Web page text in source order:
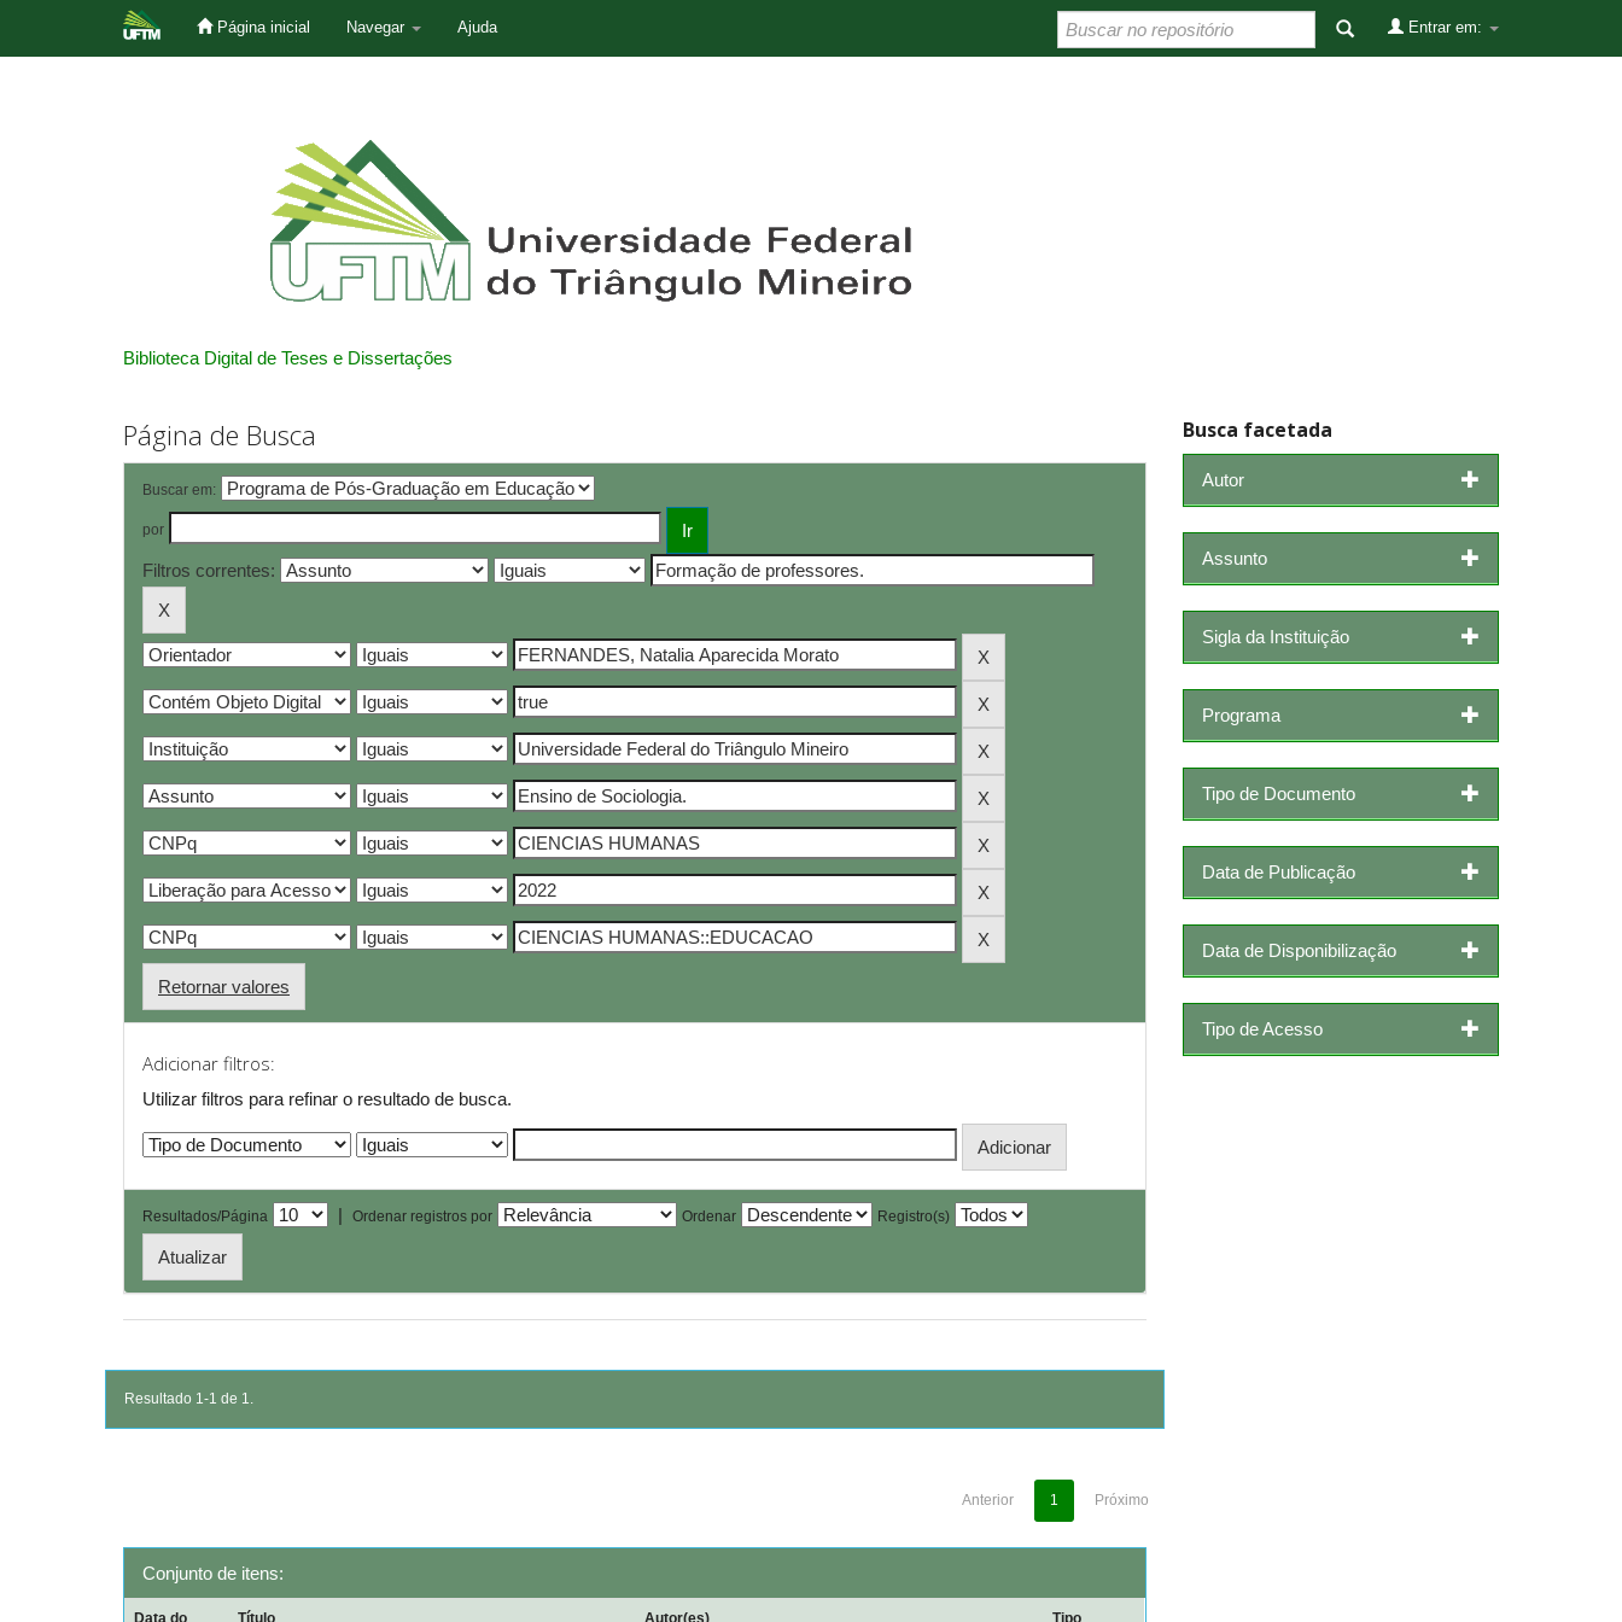
Página inicial Navegar Ajuda Entrar em:
Biblioteca Digital de Teses e Dissertações
Página de Busca
Buscar em:
por
Filtros correntes:
Retornar valores
Adicionar filtros:
Utilizar filtros para refinar o resultado de busca.
Resultados/Página | Ordenar registros por Ordenar Registro(s)
Resultado 1-1 de 1.
Anterior 1 Próximo
Conjunto de itens:
Data do Título Autor(es) Tipo
Busca facetada
Autor
Assunto
Sigla da Instituição
Programa
Tipo de Documento
Data de Publicação
Data de Disponibilização
Tipo de Acesso